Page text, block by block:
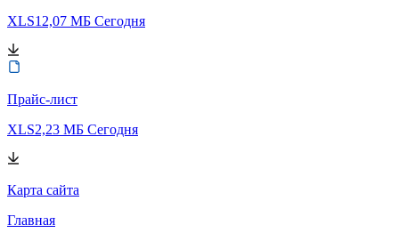
XLS12,07 МБ Сегодня
Прайс-лист
XLS2,23 МБ Сегодня
Карта сайта
Главная